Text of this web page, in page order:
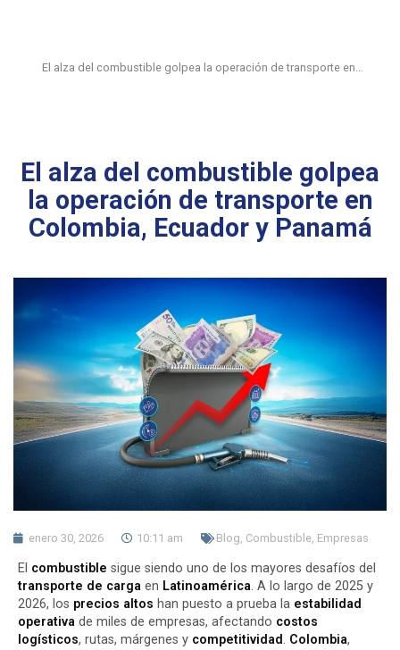
El alza del combustible golpea la operación de transporte en…
El alza del combustible golpea
la operación de transporte en
Colombia, Ecuador y Panamá
enero 30, 2026 10:11 am Blog, Combustible, Empresas
El combustible sigue siendo uno de los mayores desafíos del
transporte de carga en Latinoamérica. A lo largo de 2025 y
2026, los precios altos han puesto a prueba la estabilidad
operativa de miles de empresas, afectando costos
logísticos, rutas, márgenes y competitividad. Colombia,